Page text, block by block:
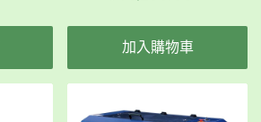
加入購物車